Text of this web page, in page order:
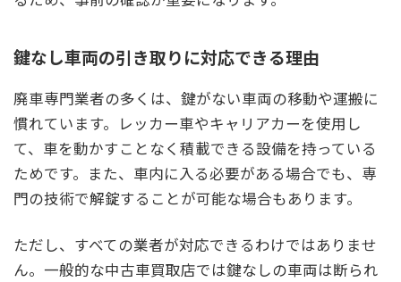
鍵なし車両の引き取りに対応できる理由
廃車専門業者の多くは、鍵がない車両の移動や運搬に
慣れています。レッカー車やキャリアカーを使用し
て、車を動かすことなく積載できる設備を持っている
ためです。また、車内に入る必要がある場合でも、専
門の技術で解錠することが可能な場合もあります。
ただし、すべての業者が対応できるわけではありませ
ん。一般的な中古車買取店では鍵なしの車両は断られ